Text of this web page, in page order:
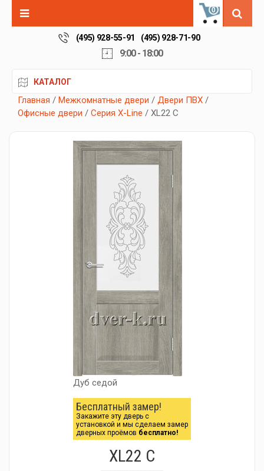
0
(495) 928-55-91 (495) 928-71-90
9:00 - 18:00
КАТАЛОГ
Главная / Межкомнатные двери / Двери ПВХ /
Офисные двери / Серия X-Line / XL22 C
Дуб седой
Бесплатный замер!
Закажите эту дверь с
установкой и мы сделаем замер
дверных проёмов бесплатно!
XL22 C